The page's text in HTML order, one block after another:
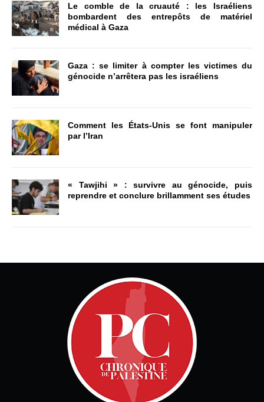
Le comble de la cruauté : les Israéliens
bombardent des entrepôts de matériel
médical à Gaza
Gaza : se limiter à compter les victimes du
génocide n’arrêtera pas les israéliens
Comment les États-Unis se font manipuler
par l’Iran
« Tawjihi » : survivre au génocide, puis
reprendre et conclure brillamment ses études